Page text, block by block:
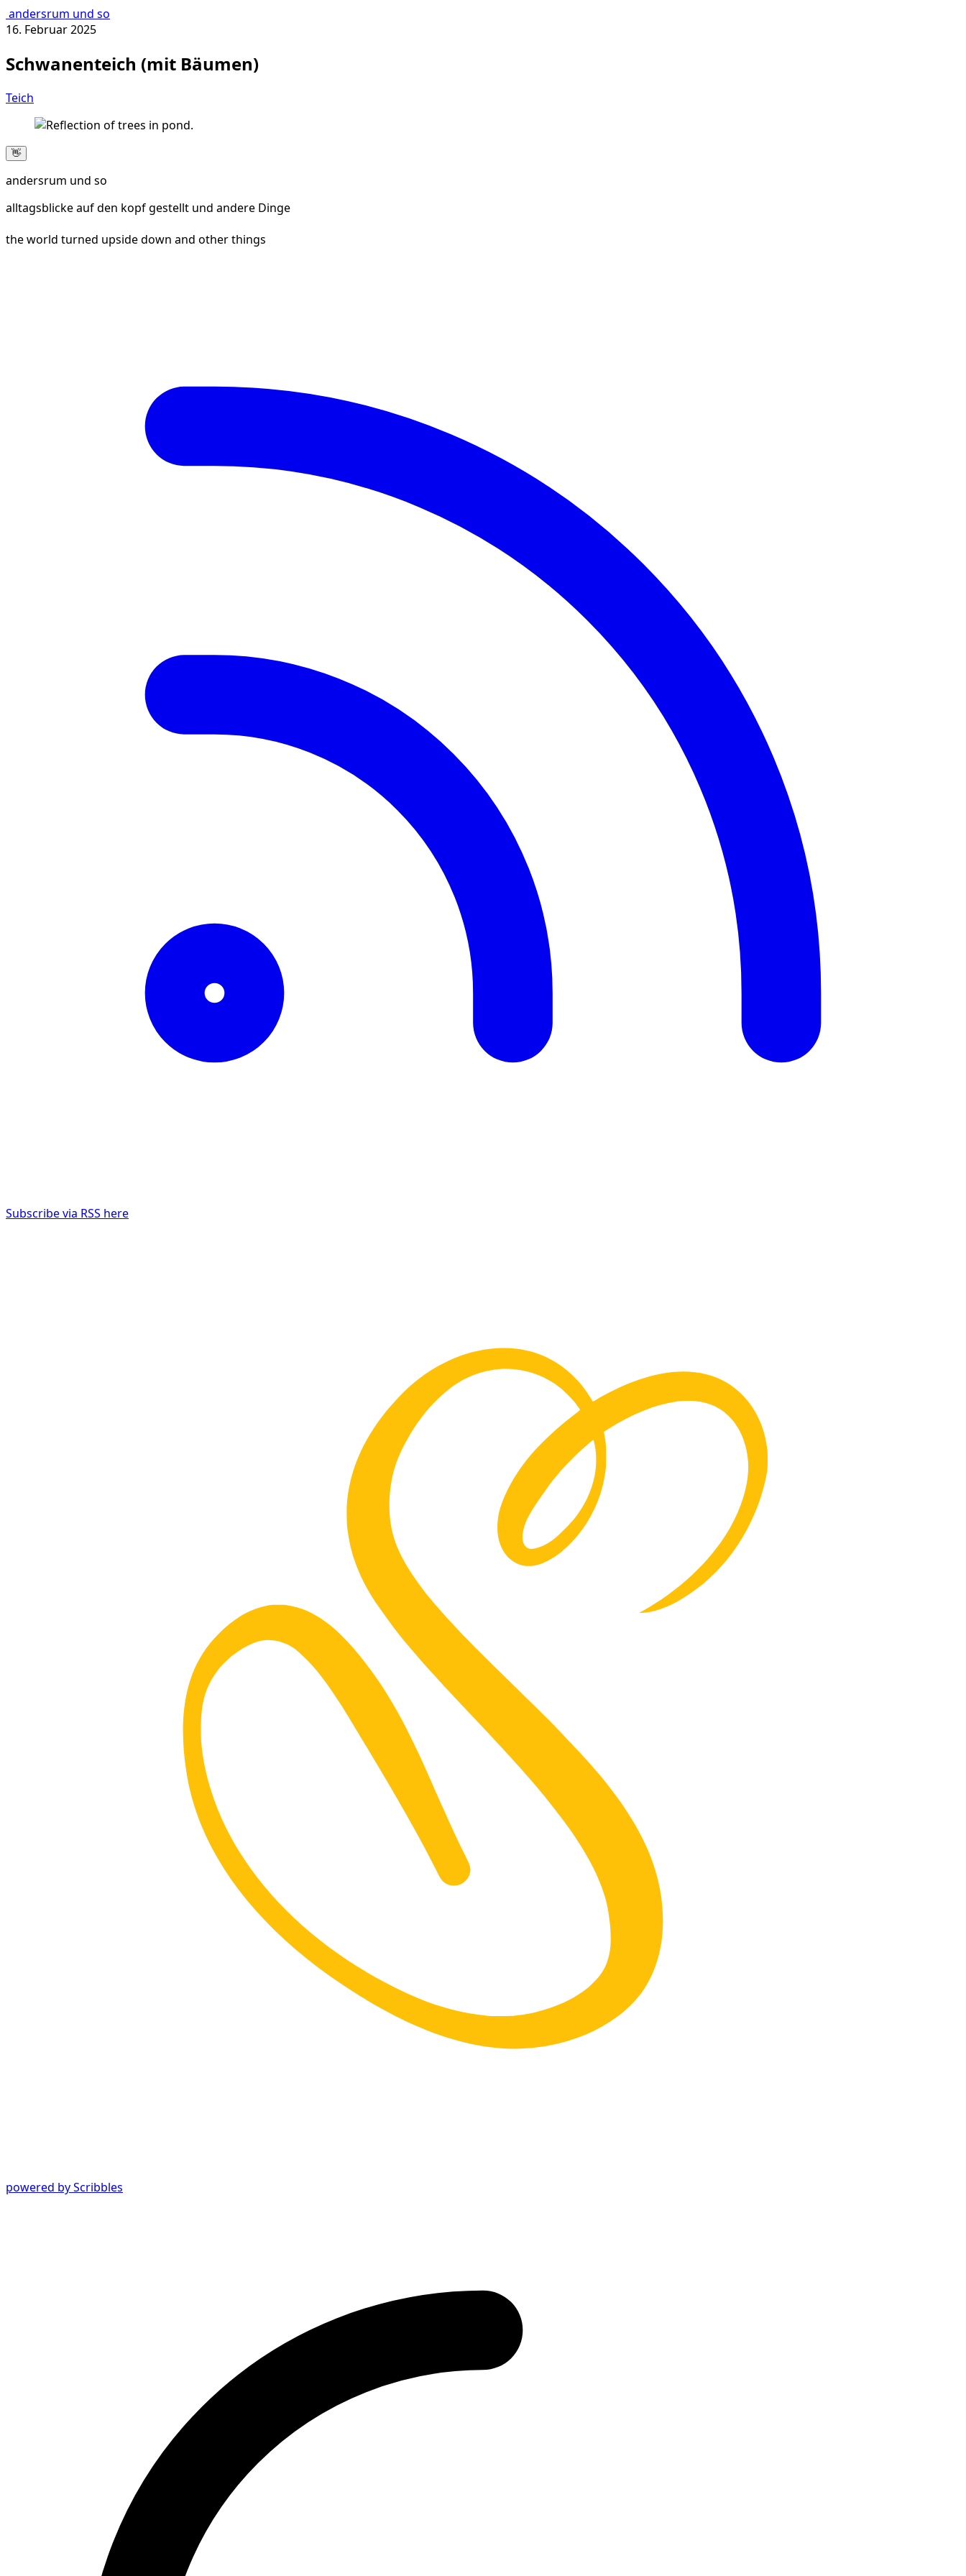
andersrum und so
16. Februar 2025
Schwanenteich (mit Bäumen)
Teich
👋
andersrum und so
alltagsblicke auf den kopf gestellt und andere Dinge
the world turned upside down and other things
Subscribe via RSS here
powered by Scribbles